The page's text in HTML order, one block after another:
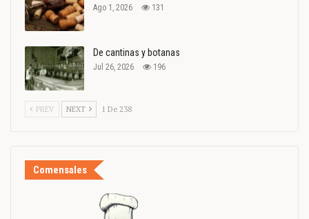
Ago 1, 2026 131
De cantinas y botanas
Jul 26, 2026 196
PREV NEXT 1 De 238
Comensales